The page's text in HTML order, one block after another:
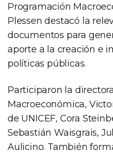
Programación
Plessen destacó la
documentos para
aporte a la creación e
políticas públicas.
Participaron la
Macroeconómica,
de UNICEF, Cora
Sebastián Waisgrais,
Aulicino. También